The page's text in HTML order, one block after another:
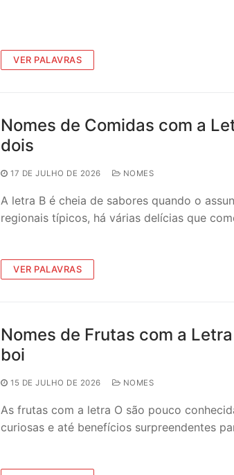
VER PALAVRAS
Nomes de Comidas com a
dois
17 DE JULHO DE 2026 NOMES
A letra B é cheia de sabores quando o
regionais típicos, há várias delícias que
VER PALAVRAS
Nomes de Frutas com a
boi
15 DE JULHO DE 2026 NOMES
As frutas com a letra O são pouco
curiosas e até benefícios surpreendentes